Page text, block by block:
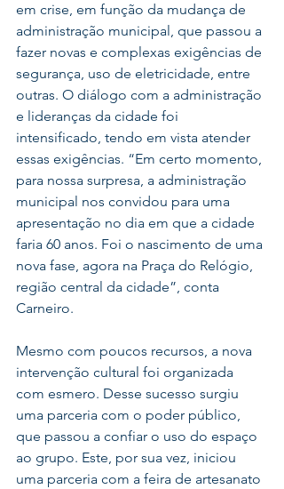
em crise, em função da mudança de
administração municipal, que passou a
fazer novas e complexas exigências de
segurança, uso de eletricidade, entre
outras. O diálogo com a administração
e lideranças da cidade foi
intensificado, tendo em vista atender
essas exigências. “Em certo momento,
para nossa surpresa, a administração
municipal nos convidou para uma
apresentação no dia em que a cidade
faria 60 anos. Foi o nascimento de uma
nova fase, agora na Praça do Relógio,
região central da cidade”, conta
Carneiro.
Mesmo com poucos recursos, a nova
intervenção cultural foi organizada
com esmero. Desse sucesso surgiu
uma parceria com o poder público,
que passou a confiar o uso do espaço
ao grupo. Este, por sua vez, iniciou
uma parceria com a feira de artesanato